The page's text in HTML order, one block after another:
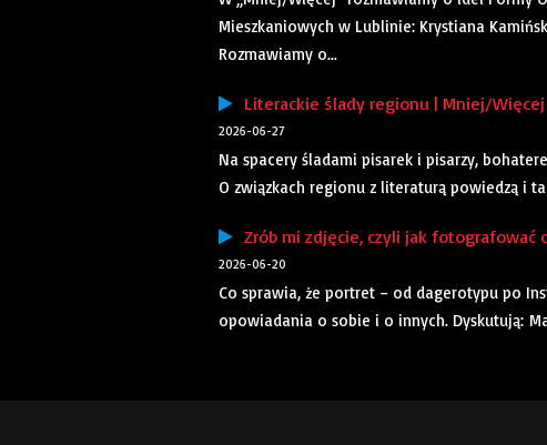
Mieszkaniowych w Lublinie: Krystiana
Rozmawiamy o...
Literackie ślady regionu | Mniej/Więcej
2026-06-27
Na spacery śladami pisarek i pisarzy,
O związkach regionu z literaturą powiedzą i
Zrób mi zdjęcie, czyli jak fotografować
2026-06-20
Co sprawia, że portret – od dagerotypu po
opowiadania o sobie i o innych. Dyskutują: